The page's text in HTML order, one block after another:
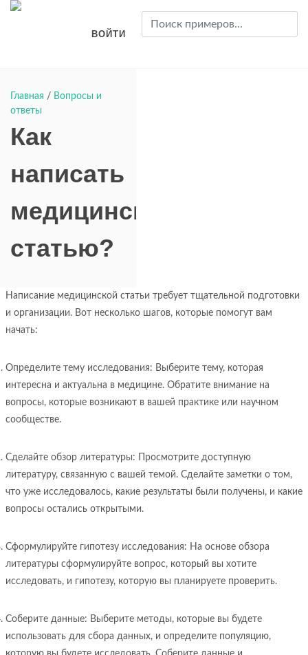
ВОЙТИ
Главная / Вопросы и
ответы
Как
написать
медицинскую
статью?
Написание медицинской статьи требует тщательной подготовки
и организации. Вот несколько шагов, которые помогут вам
начать:
Определите тему исследования: Выберите тему, которая
интересна и актуальна в медицине. Обратите внимание на
вопросы, которые возникают в вашей практике или научном
сообществе.
Сделайте обзор литературы: Просмотрите доступную
литературу, связанную с вашей темой. Сделайте заметки о том,
что уже исследовалось, какие результаты были получены, и какие
вопросы остались открытыми.
Сформулируйте гипотезу исследования: На основе обзора
литературы сформулируйте вопрос, который вы хотите
исследовать, и гипотезу, которую вы планируете проверить.
Соберите данные: Выберите методы, которые вы будете
использовать для сбора данных, и определите популяцию,